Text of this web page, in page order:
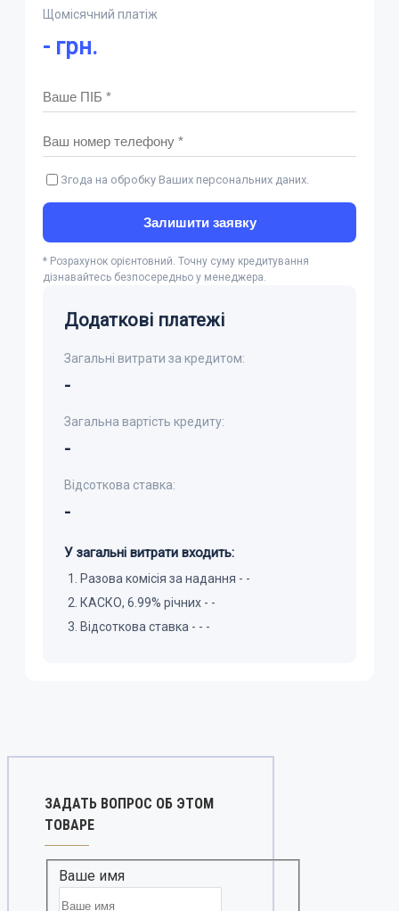
Щомісячний платіж
- грн.
Згода на обробку Ваших персональних даних.
Залишити заявку
* Розрахунок орієнтовний. Точну суму кредитування
дізнавайтесь безпосередньо у менеджера.
Додаткові платежі
Загальні витрати за кредитом:
-
Загальна вартість кредиту:
-
Відсоткова ставка:
-
У загальні витрати входить:
Разова комісія за надання - -
КАСКО, 6.99% річних - -
Відсоткова ставка - - -
ЗАДАТЬ ВОПРОС ОБ ЭТОМ
ТОВАРЕ
Ваше имя